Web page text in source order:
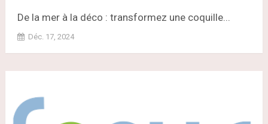
De la mer à la déco : transformez une coquille...
Déc. 17, 2024